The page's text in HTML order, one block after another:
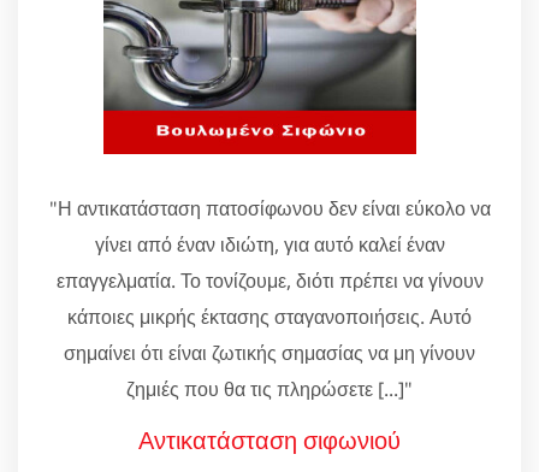
"Η αντικατάσταση πατοσίφωνου δεν είναι εύκολο να
γίνει από έναν ιδιώτη, για αυτό καλεί έναν
επαγγελματία. Το τονίζουμε, διότι πρέπει να γίνουν
κάποιες μικρής έκτασης σταγανοποιήσεις. Αυτό
σημαίνει ότι είναι ζωτικής σημασίας να μη γίνουν
ζημιές που θα τις πληρώσετε [...]"
Αντικατάσταση σιφωνιού